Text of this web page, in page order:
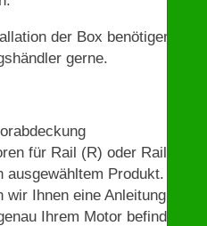
der Box benötigen,
gerne.
für Rail (R) oder Rail (R)
Produkt. Mit
Ihnen eine Anleitung, wo
Ihrem Motor befinden.